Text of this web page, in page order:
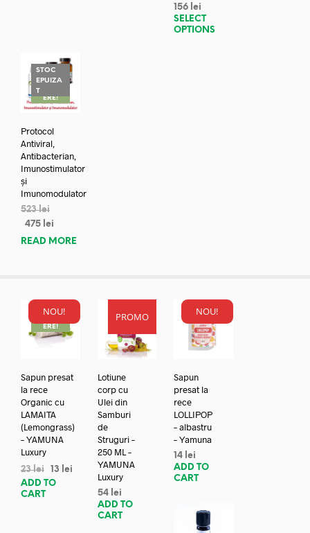
156 lei
SELECT
OPTIONS
STOC
EPUIZA
TREDUC
ERE!
Protocol
Antiviral,
Antibacterian,
Imunostimulator
și
Imunomodulator
523lei
475 lei
READ MORE
NOU!
REDUC
ERE!
Sapun presat
la rece
Organic cu
LAMAITA
(Lemongrass)
– YAMUNA
Luxury
23lei 13
lei
ADD TO
CART
PROMO
Lotiune
corp cu
Ulei din
Samburi
de
Struguri –
250 ML –
YAMUNA
Luxury
54 lei
ADD TO
CART
NOU!
Sapun
presat la
rece
LOLLIPOP
– albastru
– Yamuna
14 lei
ADD TO
CART